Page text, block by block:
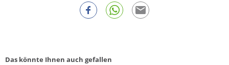
Das könnte Ihnen auch gefallen